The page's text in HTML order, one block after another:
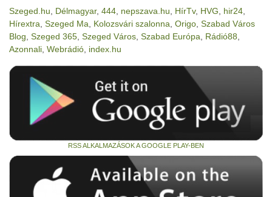
Szeged.hu Délmagyar, 444 nepszava.hu HírTv, HVG hir24
Hírextra Szeged Ma Kolozsvári szalonna Origo Szabad Város
Blog Szeged 365 Szeged Város Szabad Európa Rádió88
Azonnali Webrádió index.hu
RSS ALKALMAZÁSOK A GOOGLE PLAY-BEN